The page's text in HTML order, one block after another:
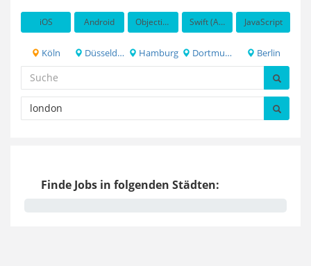
iOS Android Objective-C Swift (Apple programming language) JavaScript
Köln Düsseldorf Hamburg Dortmund Berlin
Finde Jobs in folgenden Städten: